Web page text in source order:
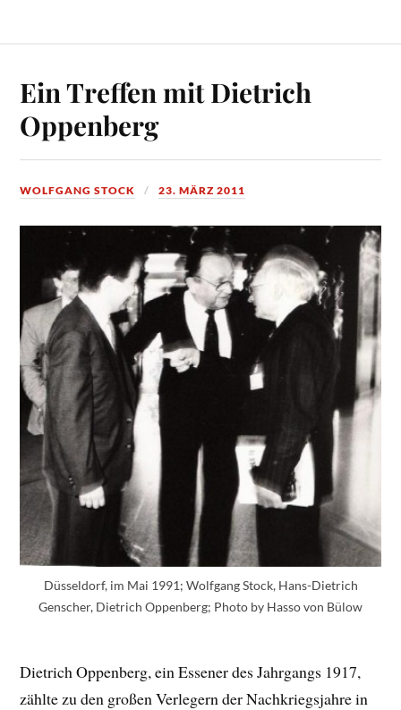
Ein Treffen mit Dietrich
Oppenberg
WOLFGANG STOCK 23. MÄRZ 2011
Düsseldorf, im Mai 1991; Wolfgang Stock, Hans-Dietrich
Genscher, Dietrich Oppenberg; Photo by Hasso von Bülow
Dietrich Oppenberg, ein Essener des Jahrgangs 1917,
zählte zu den großen Verlegern der Nachkriegsjahre in